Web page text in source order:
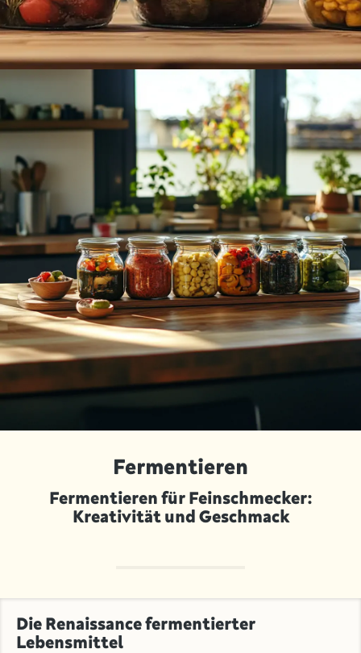
Fermentieren
Fermentieren für Feinschmecker:
Kreativität und Geschmack
Die Renaissance fermentierter
Lebensmittel